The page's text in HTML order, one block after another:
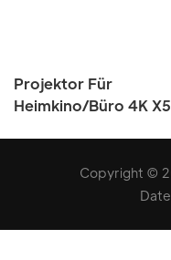
Projektor Für
Heimkino/Büro 4K X5
Copyright ©